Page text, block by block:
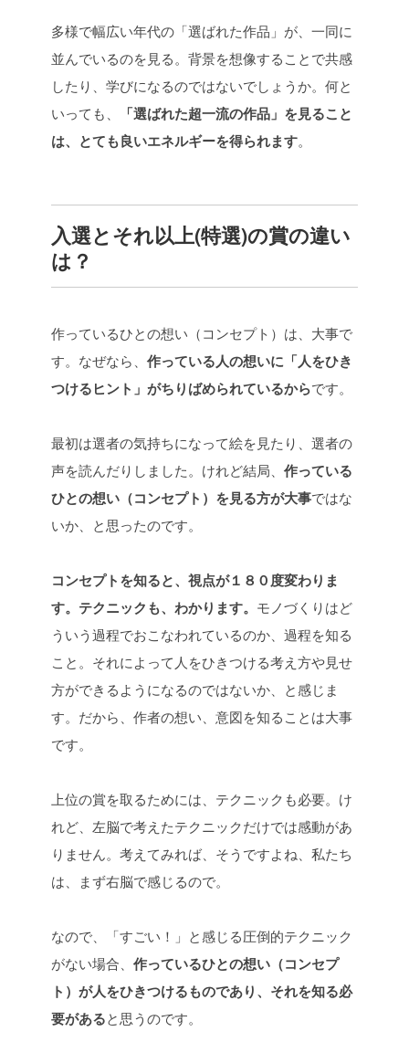
多様で幅広い年代の「選ばれた作品」が、一同に
並んでいるのを見る。背景を想像することで共感
したり、学びになるのではないでしょうか。何と
いっても、
「選ばれた超一流の作品」を見ること
は、とても良いエネルギーを得られます。
入選とそれ以上(特選)の賞の違い
は？
作っているひとの想い（コンセプト）は、大事で
す。なぜなら、 作っている人の想いに「人をひき
つけるヒント」がちりばめられているからです。
最初は選者の気持ちになって絵を見たり、選者の
声を読んだりしました。けれど結局、 作っている
ひとの想い（コンセプト）を見る方が大事ではな
いか、と思ったのです。
コンセプトを知ると、視点が１８０度変わりま
す。テクニックも、わかります。 モノづくりはど
ういう過程でおこなわれているのか、過程を知る
こと。それによって人をひきつける考え方や見せ
方ができるようになるのではないか、と感じま
す。だから、作者の想い、意図を知ることは大事
です。
上位の賞を取るためには、テクニックも必要。け
れど、左脳で考えたテクニックだけでは感動があ
りません。考えてみれば、そうですよね、私たち
は、まず右脳で感じるので。
なので、「すごい！」と感じる圧倒的テクニック
がない場合、 作っているひとの想い（コンセプ
ト）が人をひきつけるものであり、それを知る必
要があると思うのです。